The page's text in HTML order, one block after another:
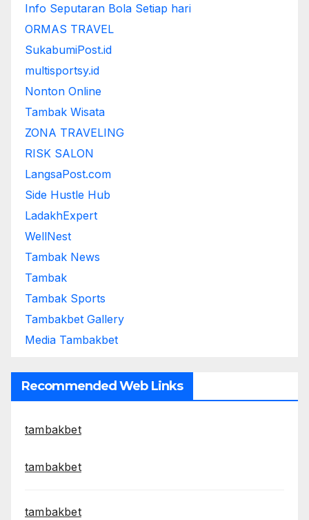
Info Seputaran Bola Setiap hari
ORMAS TRAVEL
SukabumiPost.id
multisportsy.id
Nonton Online
Tambak Wisata
ZONA TRAVELING
RISK SALON
LangsaPost.com
Side Hustle Hub
LadakhExpert
WellNest
Tambak News
Tambak
Tambak Sports
Tambakbet Gallery
Media Tambakbet
Recommended Web Links
tambakbet
tambakbet
tambakbet